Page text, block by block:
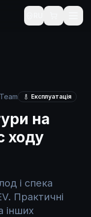
Експлуатація
на
ходу
і спека
Практичні
інших